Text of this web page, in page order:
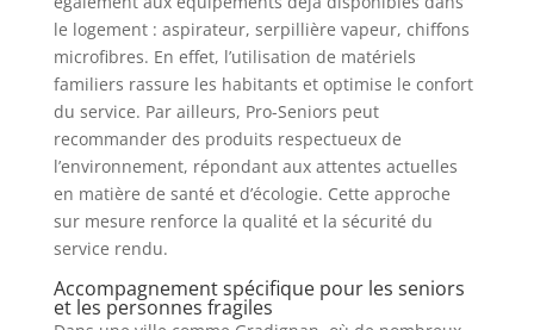
le logement : aspirateur, serpillière vapeur, chiffons
microfibres. En effet, l’utilisation de matériels
familiers rassure les habitants et optimise le confort
du service. Par ailleurs, Pro-Seniors peut
recommander des produits respectueux de
l’environnement, répondant aux attentes actuelles
en matière de santé et d’écologie. Cette approche
sur mesure renforce la qualité et la sécurité du
service rendu.
Accompagnement spécifique pour les seniors
et les personnes fragiles